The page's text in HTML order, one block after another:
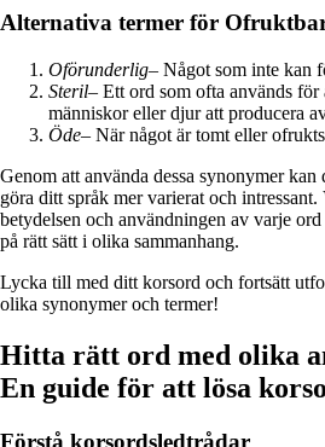
Alternativa termer för
Oförunderlig– Något som inte kan
Steril– Ett ord som ofta används
människor eller djur att producera
Öde– När något är tomt eller
Genom att använda dessa synonymer
göra ditt språk mer varierat och
betydelsen och användningen av varje
på rätt sätt i olika sammanhang.
Lycka till med ditt korsord och fortsätt
olika synonymer och termer!
Hitta rätt ord med olika
En guide för att lösa
Förstå korsordsledtrådar